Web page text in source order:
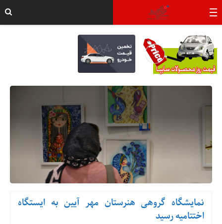
نمایشگاه گروهی هنرستان مهر آیین به ایستگاه
اختتامیه رسید